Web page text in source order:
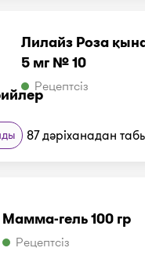
Лилайз Роза
5 мг № 10
Рецептсіз
87 дәріханадан
Мамма-гель 100 гр
Рецептсіз